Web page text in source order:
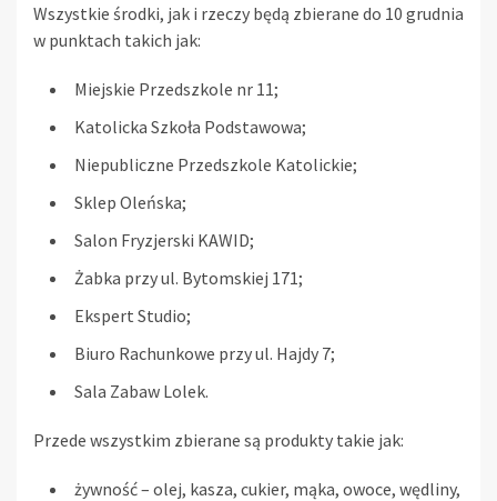
Wszystkie środki, jak i rzeczy będą zbierane do 10 grudnia
w punktach takich jak:
Miejskie Przedszkole nr 11;
Katolicka Szkoła Podstawowa;
Niepubliczne Przedszkole Katolickie;
Sklep Oleńska;
Salon Fryzjerski KAWID;
Żabka przy ul. Bytomskiej 171;
Ekspert Studio;
Biuro Rachunkowe przy ul. Hajdy 7;
Sala Zabaw Lolek.
Przede wszystkim zbierane są produkty takie jak:
żywność – olej, kasza, cukier, mąka, owoce, wędliny,